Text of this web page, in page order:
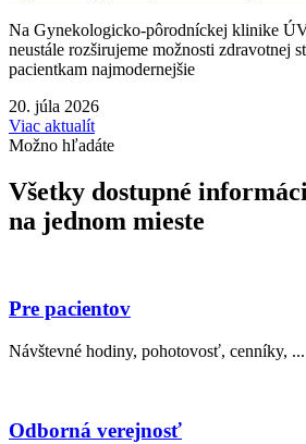
Na Gynekologicko-pôrodníckej klinike
neustále rozširujeme možnosti zdravotnej
pacientkam najmodernejšie
20. júla 2026
Viac aktualít
Možno hľadáte
Všetky dostupné
na jednom mieste
Pre pacientov
Návštevné hodiny, pohotovosť, cenníky, ...
Odborná verejnosť